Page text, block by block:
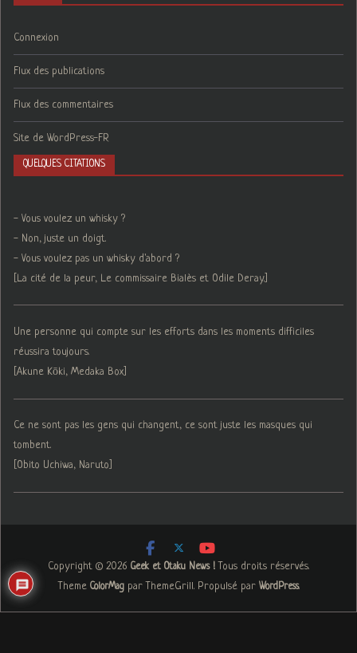
Connexion
Flux des publications
Flux des commentaires
Site de WordPress-FR
QUELQUES CITATIONS
- Vous voulez un whisky ?
- Non, juste un doigt.
- Vous voulez pas un whisky d'abord ?
[La cité de la peur, Le commissaire Bialès et Odile Deray.]
Une personne qui compte sur les efforts dans les moments difficiles
réussira toujours.
[Akune Kōki, Medaka Box]
Ce ne sont pas les gens qui changent, ce sont juste les masques qui
tombent.
[Obito Uchiwa, Naruto]
Copyright © 2026 Geek et Otaku News !. Tous droits réservés.
Theme ColorMagpar ThemeGrill. Propulsé par WordPress.